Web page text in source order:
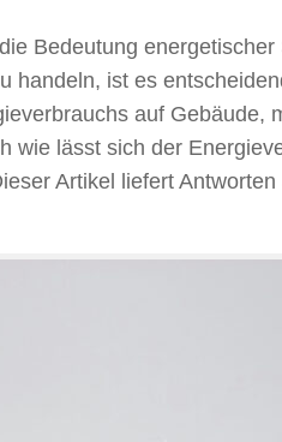
Bedeutung
ist es
auf Gebäude,
lässt sich der
Artikel liefert